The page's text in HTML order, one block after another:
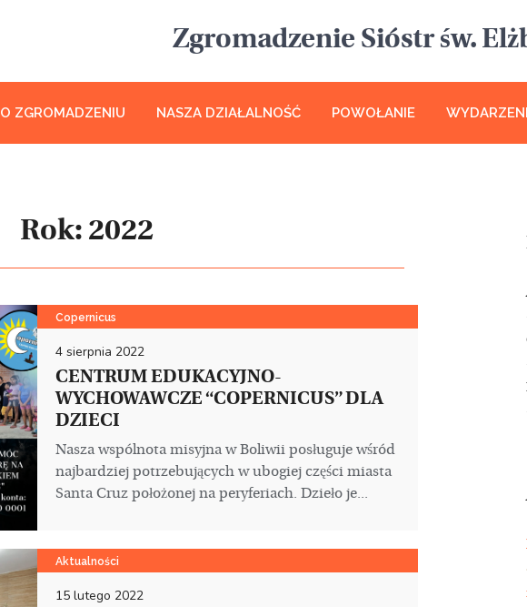
Zgromadzenie Sióstr św.
O ZGROMADZENIU NASZA DZIAŁALNOŚĆ POWOŁANIE
Rok: 2022
Copernicus
4 sierpnia 2022
CENTRUM EDUKACYJNO-
WYCHOWAWCZE “COPERNICUS” DLA
DZIECI
Nasza wspólnota misyjna w Boliwii posługuje wśród
najbardziej potrzebujących w ubogiej części miasta
Santa Cruz położonej na peryferiach. Dzieło je...
Aktualności
15 lutego 2022